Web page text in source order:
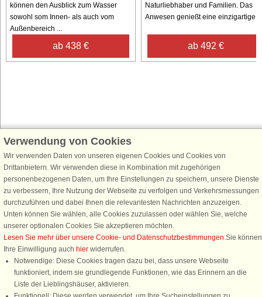
können den Ausblick zum Wasser
sowohl som Innen- als auch vom
Außenbereich ...
ab 438 €
Naturliebhaber und Familien. Das
Anwesen genießt eine einzigartige ...
ab 492 €
Schließen Sie sich 100.000 Ferienhaus-Fans an
Erhalten Sie einenWillkommensgutschein von 25 € für Ihren nächsten
Ferienhausurlaub - melden Sie sich einfach für den DanCenter Newsletter
an. Verpassen Sie nie wieder exklusive Angebote, Gewinnspiele und
Urlaubstipps!
Newsletter abonnieren
Verwendung von Cookies
Wir verwenden Daten von unseren eigenen Cookies und Cookies von
Drittanbietern. Wir verwenden diese in Kombination mit zugehörigen
personenbezogenen Daten, um Ihre Einstellungen zu speichern, unsere Dienste
zu verbessern, Ihre Nutzung der Webseite zu verfolgen und Verkehrsmessungen
durchzuführen und dabei Ihnen die relevantesten Nachrichten anzuzeigen.
Unten können Sie wählen, alle Cookies zuzulassen oder wählen Sie, welche
unserer optionalen Cookies Sie akzeptieren möchten.
Lesen Sie mehr über unsere Cookie- und Datenschutzbestimmungen.Sie können
Ihre Einwilligung auch hier widerrufen.
Notwendige: Diese Cookies tragen dazu bei, dass unsere Webseite
funktioniert, indem sie grundlegende Funktionen, wie das Erinnern an die
Liste der Lieblingshäuser, aktivieren.